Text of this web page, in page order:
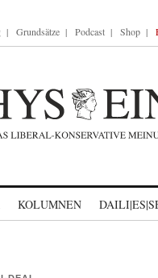
Grundsätze Podcast Shop
KOLUMNEN